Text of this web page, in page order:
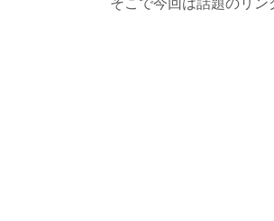
そこで今回は話題のリン